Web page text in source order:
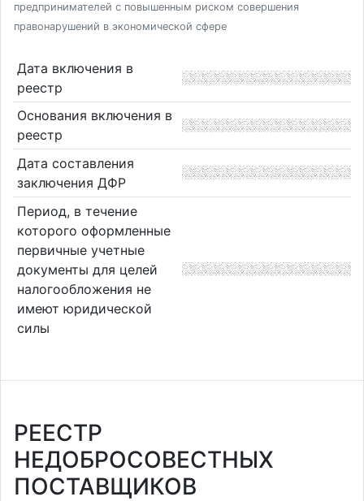
предпринимателей с повышенным риском совершения
правонарушений в экономической сфере
Дата включения в
реестр
Основания включения в
реестр
Дата составления
заключения ДФР
Период, в течение
которого оформленные
первичные учетные
документы для целей
налогообложения не
имеют юридической
силы
РЕЕСТР
НЕДОБРОСОВЕСТНЫХ
ПОСТАВЩИКОВ